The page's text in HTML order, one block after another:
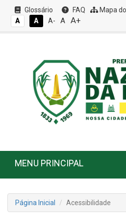
Glossário FAQ Mapa
A
A A- A A+
MENU PRINCIPAL
Página Inicial Acessibilidade